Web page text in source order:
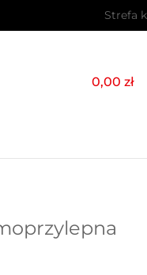
Strefa
Dodaj
0,00 zł